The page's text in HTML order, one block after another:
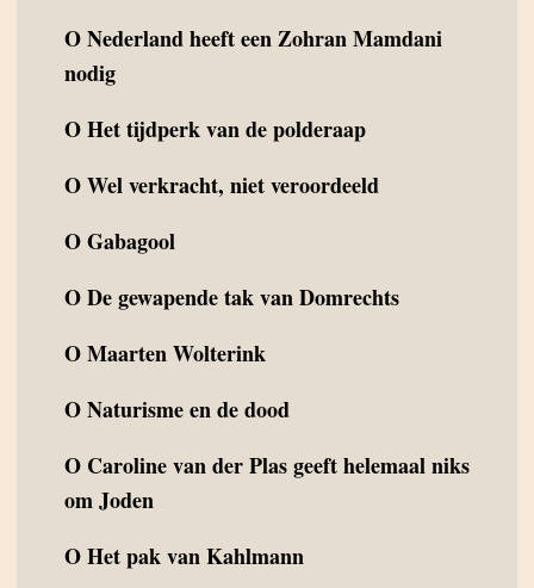
ONederland heeft een Zohran Mamdani
nodig
OHet tijdperk van de polderaap
OWel verkracht, niet veroordeeld
OGabagool
ODe gewapende tak van Domrechts
OMaarten Wolterink
ONaturisme en de dood
O Caroline van der Plas geeft helemaal niks
om Joden
OHet pak van Kahlmann